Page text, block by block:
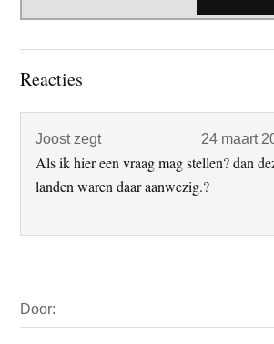
Lees
Reacties
Joost zegt 24 maart
Als ik hier een vraag mag stellen? dan
landen waren daar aanwezig.?
Sidebar
Door: